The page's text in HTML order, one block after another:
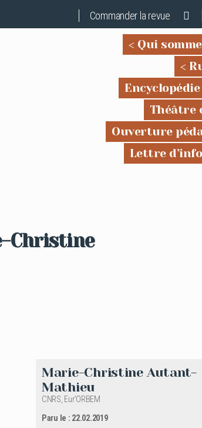
Commander la revue
Qui
Théâtre
Ouverture
Lettre
Christine
Marie-Christine Autant-
Mathieu
CNRS, Eur’ORBEM
Paru le : 22.02.2019